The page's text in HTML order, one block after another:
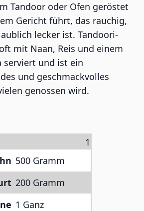
Tandoor oder Ofen geröstet
Gericht führt, das rauchig,
lecker ist. Tandoori-
mit Naan, Reis und einem
serviert und ist ein
und geschmackvolles
genossen wird.
500 Gramm
200 Gramm
1 Ganz